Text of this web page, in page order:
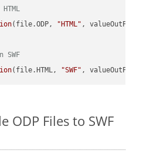
(file.ODP, "HTML" ,
SWF
(file.HTML, "SWF"
ODP Files to SWF